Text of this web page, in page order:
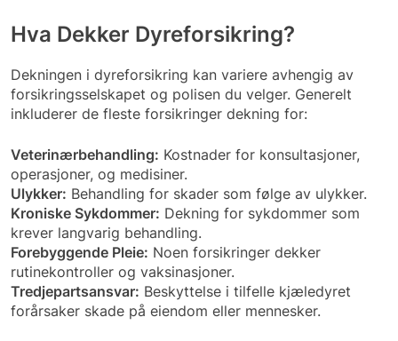
Hva Dekker Dyreforsikring?
Dekningen i dyreforsikring kan variere avhengig av
forsikringsselskapet og polisen du velger. Generelt
inkluderer de fleste forsikringer dekning for:
Veterinærbehandling: Kostnader for konsultasjoner,
operasjoner, og medisiner.
Ulykker: Behandling for skader som følge av ulykker.
Kroniske Sykdommer: Dekning for sykdommer som
krever langvarig behandling.
Forebyggende Pleie: Noen forsikringer dekker
rutinekontroller og vaksinasjoner.
Tredjepartsansvar: Beskyttelse i tilfelle kjæledyret
forårsaker skade på eiendom eller mennesker.